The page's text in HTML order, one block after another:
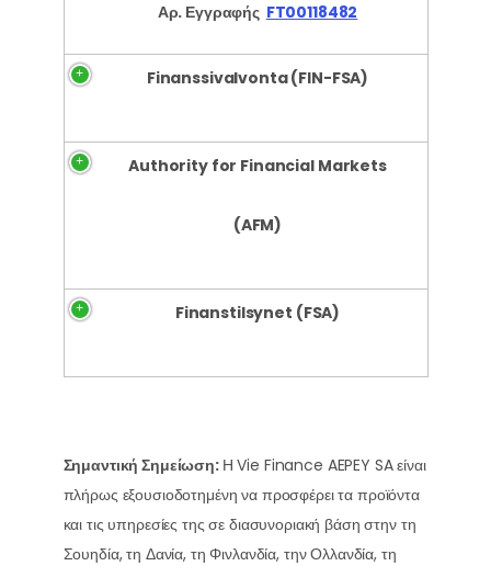
Αρ. Εγγραφής FT00118482
Finanssivalvonta (FIN-FSA)
Authority for Financial Markets
(AFM)
Finanstilsynet (FSA)
Σημαντική Σημείωση: Η Vie Finance AEPEY SA είναι
πλήρως εξουσιοδοτημένη να προσφέρει τα προϊόντα
και τις υπηρεσίες της σε διασυνοριακή βάση στην τη
Σουηδία, τη Δανία, τη Φινλανδία, την Ολλανδία, τη